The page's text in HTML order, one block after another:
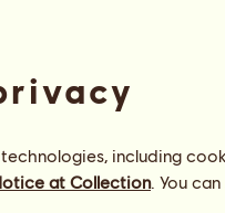
including
at Collection. You